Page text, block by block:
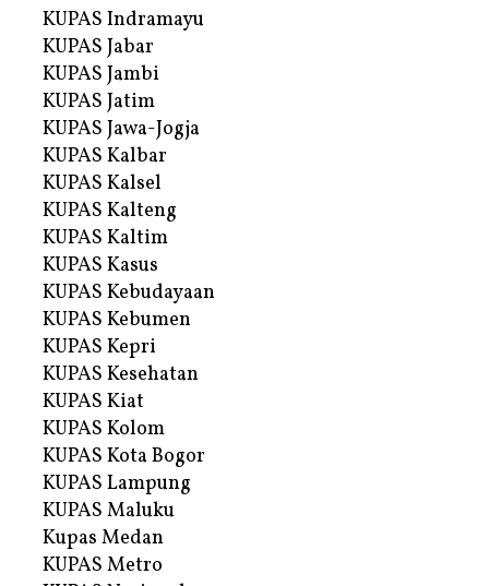
KUPAS Indramayu
KUPAS Jabar
KUPAS Jambi
KUPAS Jatim
KUPAS Jawa-Jogja
KUPAS Kalbar
KUPAS Kalsel
KUPAS Kalteng
KUPAS Kaltim
KUPAS Kasus
KUPAS Kebudayaan
KUPAS Kebumen
KUPAS Kepri
KUPAS Kesehatan
KUPAS Kiat
KUPAS Kolom
KUPAS Kota Bogor
KUPAS Lampung
KUPAS Maluku
Kupas Medan
KUPAS Metro